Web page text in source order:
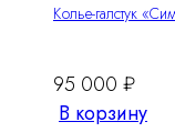
Колье-галстук
95 000 ₽
В корзину